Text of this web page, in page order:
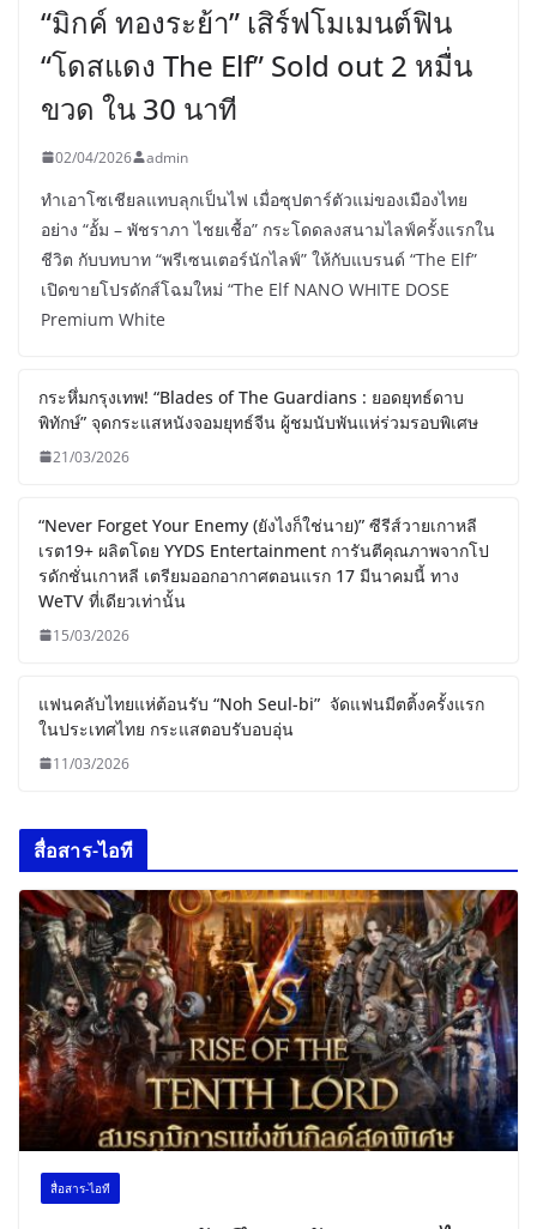
“มิกค์ ทองระย้า” เสิร์ฟโมเมนต์ฟิน
“โดสแดง The Elf” Sold out 2 หมื่น
ขวด ใน 30 นาที
02/04/2026 admin
ทำเอาโซเชียลแทบลุกเป็นไฟ เมื่อซุปตาร์ตัวแม่ของเมืองไทย
อย่าง “อั้ม – พัชราภา ไชยเชื้อ” กระโดดลงสนามไลฟ์ครั้งแรกใน
ชีวิต กับบทบาท “พรีเซนเตอร์นักไลฟ์” ให้กับแบรนด์ “The Elf”
เปิดขายโปรดักส์โฉมใหม่ “The Elf NANO WHITE DOSE
Premium White
กระหึ่มกรุงเทพ! “Blades of The Guardians : ยอดยุทธ์ดาบ
พิทักษ์” จุดกระแสหนังจอมยุทธ์จีน ผู้ชมนับพันแห่ร่วมรอบพิเศษ
21/03/2026
“Never Forget Your Enemy (ยังไงก็ใช่นาย)” ซีรีส์วายเกาหลี
เรต19+ ผลิตโดย YYDS Entertainment การันตีคุณภาพจากโป
รดักชั่นเกาหลี เตรียมออกอากาศตอนแรก 17 มีนาคมนี้ ทาง
WeTV ที่เดียวเท่านั้น
15/03/2026
แฟนคลับไทยแห่ต้อนรับ “Noh Seul-bi” จัดแฟนมีตติ้งครั้งแรก
ในประเทศไทย กระแสตอบรับอบอุ่น
11/03/2026
สื่อสาร-ไอที
สื่อสาร-ไอที